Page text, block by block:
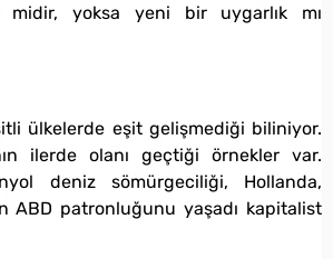
midir, yoksa yeni bir uygarlık mı
ülkelerde eşit gelişmediği biliniyor.
ilerde olanı geçtiği örnekler var.
deniz sömürgeciliği, Hollanda,
ABD patronluğunu yaşadı kapitalist